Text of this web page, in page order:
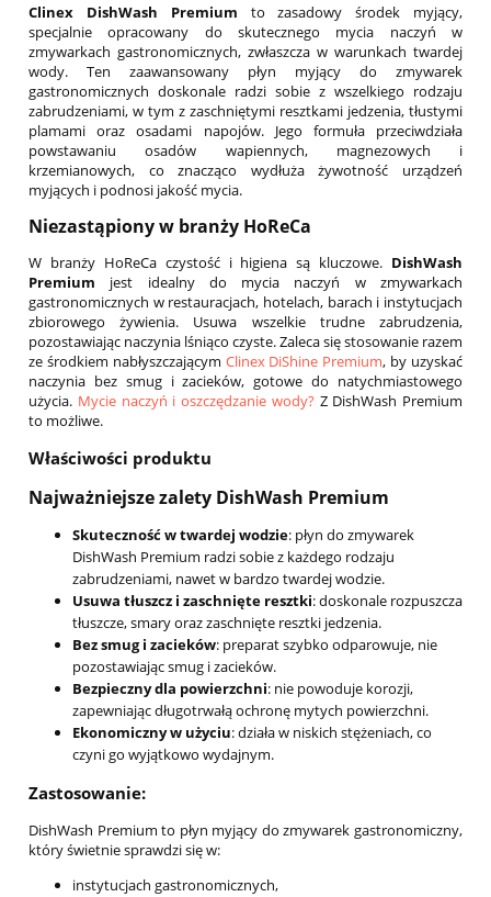
Clinex DishWash Premium to zasadowy środek myjący,
specjalnie opracowany do skutecznego mycia naczyń w
zmywarkach gastronomicznych, zwłaszcza w warunkach twardej
wody. Ten zaawansowany płyn myjący do zmywarek
gastronomicznych doskonale radzi sobie z wszelkiego rodzaju
zabrudzeniami, w tym z zaschniętymi resztkami jedzenia, tłustymi
plamami oraz osadami napojów. Jego formuła przeciwdziała
powstawaniu osadów wapiennych, magnezowych i
krzemianowych, co znacząco wydłuża żywotność urządzeń
myjących i podnosi jakość mycia.
Niezastąpiony w branży HoReCa
W branży HoReCa czystość i higiena są kluczowe. DishWash
Premium jest idealny do mycia naczyń w zmywarkach
gastronomicznych w restauracjach, hotelach, barach i instytucjach
zbiorowego żywienia. Usuwa wszelkie trudne zabrudzenia,
pozostawiając naczynia lśniąco czyste. Zaleca się stosowanie razem
ze środkiem nabłyszczającym Clinex DiShine Premium, by uzyskać
naczynia bez smug i zacieków, gotowe do natychmiastowego
użycia. Mycie naczyń i oszczędzanie wody?Z DishWash Premium
to możliwe.
Właściwości produktu
Najważniejsze zalety DishWash Premium
Skuteczność w twardej wodzie: płyn do zmywarek
DishWash Premium radzi sobie z każdego rodzaju
zabrudzeniami, nawet w bardzo twardej wodzie.
Usuwa tłuszcz i zaschnięte resztki: doskonale rozpuszcza
tłuszcze, smary oraz zaschnięte resztki jedzenia.
Bez smug i zacieków: preparat szybko odparowuje, nie
pozostawiając smug i zacieków.
Bezpieczny dla powierzchni: nie powoduje korozji,
zapewniając długotrwałą ochronę mytych powierzchni.
Ekonomiczny w użyciu: działa w niskich stężeniach, co
czyni go wyjątkowo wydajnym.
Zastosowanie:
DishWash Premium to płyn myjący do zmywarek gastronomiczny,
który świetnie sprawdzi się w:
instytucjach gastronomicznych,